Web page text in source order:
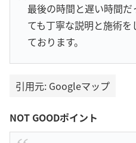
最後の時間と遅い時間
ても丁寧な説明と施術
ております。
引用元: Googleマップ
NOT GOODポイント